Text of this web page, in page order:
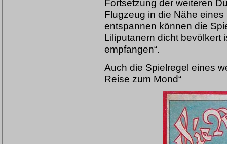
Fortsetzung der weiteren
Flugzeug in die Nähe
entspannen können die
Liliputanern dicht bevölkert
empfangen“.
Auch die Spielregel eines
Reise zum Mond“